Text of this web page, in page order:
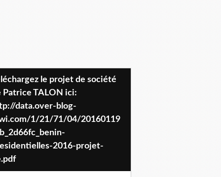
Patrice TALON ici:
data.over-blog-
1/21/71/04/20160119
2016-projet-